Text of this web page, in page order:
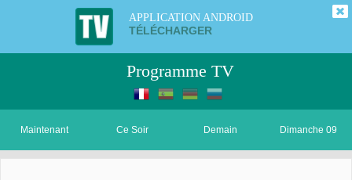
APPLICATION ANDROID
TÉLÉCHARGER
Programme TV
Maintenant Ce Soir Demain Dimanche 09